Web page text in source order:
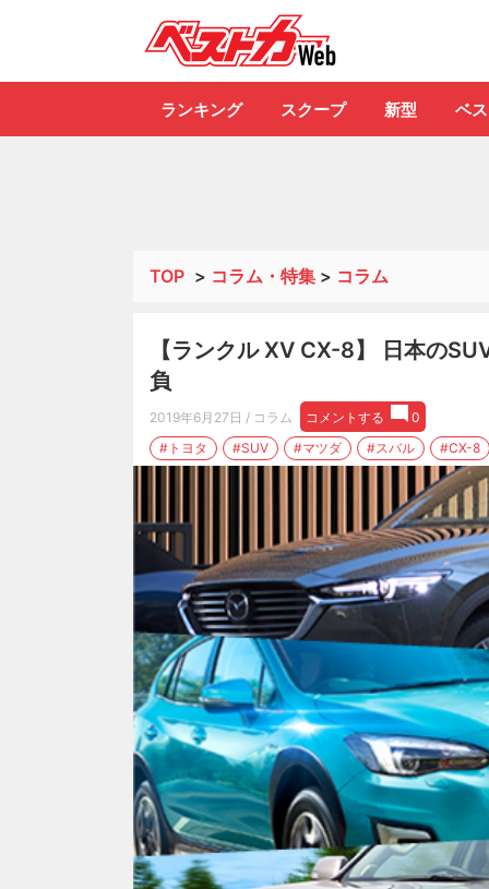
ランキング スクープ 新型 ベ
TOP > コラム・特集 > コラム
【ランクル XV CX-8】 日本の
負
2019年6月27日 / コラム コメントする
0
#トヨタ
#SUV #マツダ #スバル #CX-8